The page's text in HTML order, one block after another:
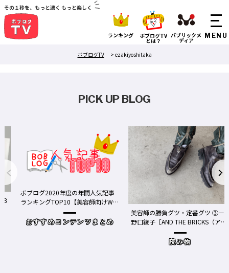
その１秒を、もっと濃く もっと楽しく
ランキング ボブログTV
とは？
パブリックメ
ディア
ボブログTV
> ezakiyoshitaka
PICK UP BLOG
ボブログ2020年度の年間人気記事
ランキングTOP10【美容師向けWe
おすすめコンテンツまとめ
美容師の勝負グツ・定番グツ ③－
野口綾子［AND THE BRICKS（アン
ドザブリックス）／神奈川県鎌倉
読み物